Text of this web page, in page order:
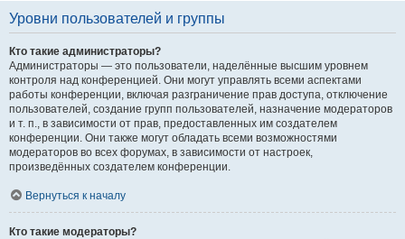
Уровни пользователей и группы
Кто такие администраторы?
Администраторы — это пользователи, наделённые высшим уровнем
контроля над конференцией. Они могут управлять всеми аспектами
работы конференции, включая разграничение прав доступа, отключение
пользователей, создание групп пользователей, назначение модераторов
и т. п., в зависимости от прав, предоставленных им создателем
конференции. Они также могут обладать всеми возможностями
модераторов во всех форумах, в зависимости от настроек,
произведённых создателем конференции.
Вернуться к началу
Кто такие модераторы?